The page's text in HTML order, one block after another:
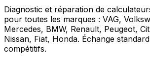
Diagnostic et réparation de
pour toutes les marques : VAG,
Mercedes, BMW, Renault, Peugeot,
Nissan, Fiat, Honda. Échange
compétitifs.